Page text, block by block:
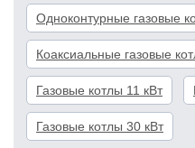
Одноконтурные газовые
Коаксиальные газовые
Газовые котлы 11 кВт
Газовые котлы 30 кВт